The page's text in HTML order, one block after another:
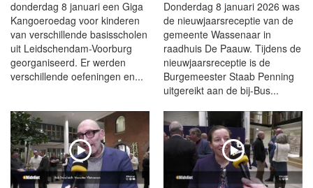
donderdag 8 januari een Giga
Kangoeroedag voor kinderen
van verschillende basisscholen
uit Leidschendam-Voorburg
georganiseerd. Er werden
verschillende oefeningen en...
Donderdag 8 januari 2026 was
de nieuwjaarsreceptie van de
gemeente Wassenaar in
raadhuis De Paauw. Tijdens de
nieuwjaarsreceptie is de
Burgemeester Staab Penning
uitgereikt aan de bij-Bus...